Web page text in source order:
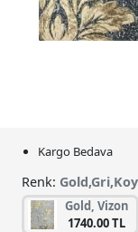
Kargo Bedava
Renk:
Gold, Vizon
1740.00 TL